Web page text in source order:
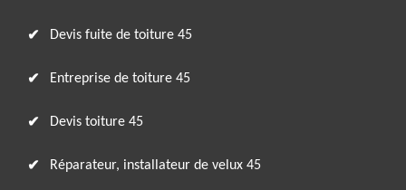
Devis fuite de toiture 45
Entreprise de toiture 45
Devis toiture 45
Réparateur, installateur de velux 45